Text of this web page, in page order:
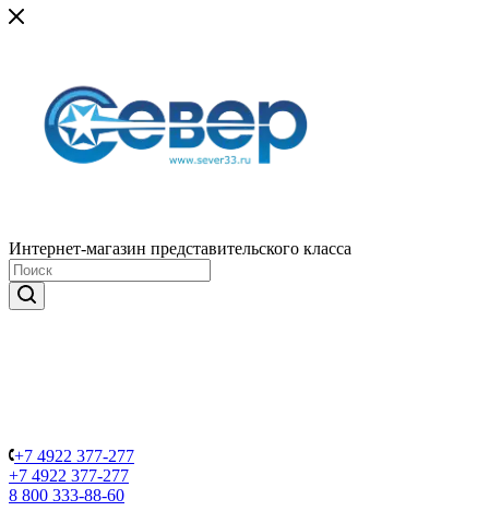
Интернет-магазин представительского класса
+7 4922 377-277
+7 4922 377-277
8 800 333-88-60